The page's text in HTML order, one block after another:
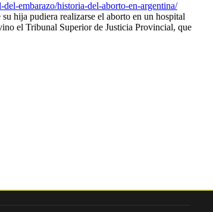
embarazo/historia-del-aborto-en-argentina/
hija pudiera realizarse el aborto en un hospital
el Tribunal Superior de Justicia Provincial, que